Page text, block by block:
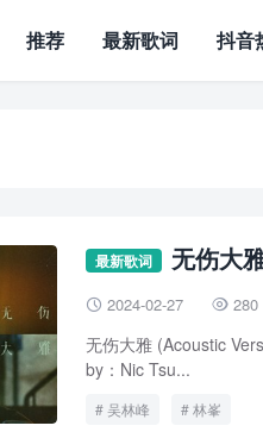
推荐 最新歌词 抖音
最新歌词 无伤大
 2024-02-27  280
无伤大雅 (Acoustic
by：Nic Tsu...
吴林峰 林峯